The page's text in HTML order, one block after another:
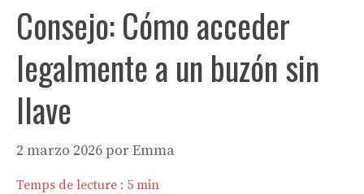
Consejo: Cómo acceder
legalmente a un buzón sin
llave
2 marzo 2026porEmma
Temps de lecture : 5 min